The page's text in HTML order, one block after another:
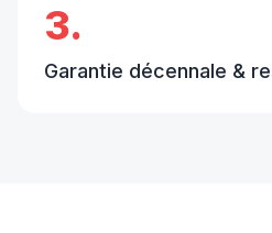
3.
Garantie décennale &